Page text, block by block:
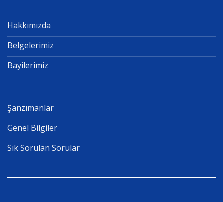
Hakkımızda
Belgelerimiz
Bayilerimiz
Şanzımanlar
Genel Bilgiler
Sık Sorulan Sorular